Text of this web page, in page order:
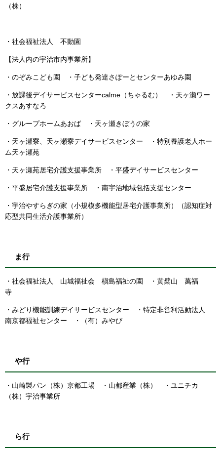
（株）
・社会福祉法人 不動園
【法人内の宇治市内事業所】
・のぞみこども園 ・子ども発達さぽーとセンターあゆみ園
・放課後デイサービスセンターcalme（ちゃるむ） ・天ヶ瀬ワー
クスあすなろ
・グループホームあおば ・天ヶ瀬きぼうの家
・天ヶ瀬寮、天ヶ瀬寮デイサービスセンター ・特別養護老人ホー
ム天ヶ瀬苑
・天ヶ瀬苑居宅介護支援事業所 ・平盛デイサービスセンター
・平盛居宅介護支援事業所 ・南宇治地域包括支援センター
・宇治やすらぎの家（小規模多機能型居宅介護事業所）（認知症対
応型共同生活介護事業所）
ま行
・社会福祉法人 山城福祉会 槇島福祉の園 ・黄檗山 萬福
寺
・みどり機能訓練デイサービスセンター ・特定非営利活動法人
南京都福祉センター ・（有）みやび
や行
・山崎製パン（株）京都工場 ・山都産業（株） ・ユニチカ
（株）宇治事業所
ら行